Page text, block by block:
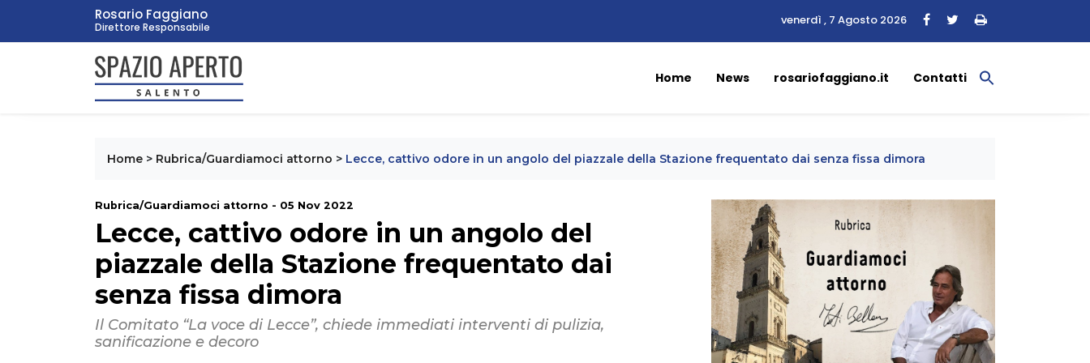
Rosario Faggiano
Direttore Responsabile venerdì , 7 Agosto 2026
Home News rosariofaggiano.it Contatti
Home > Rubrica/Guardiamoci attorno > Lecce, cattivo odore in un angolo del piazzale della Stazione frequentato dai senza fissa dimora
Rubrica/Guardiamoci attorno - 05 Nov 2022
Lecce, cattivo odore in un angolo del
piazzale della Stazione frequentato dai
senza fissa dimora
Il Comitato “La voce di Lecce”, chiede immediati interventi di pulizia,
sanificazione e decoro